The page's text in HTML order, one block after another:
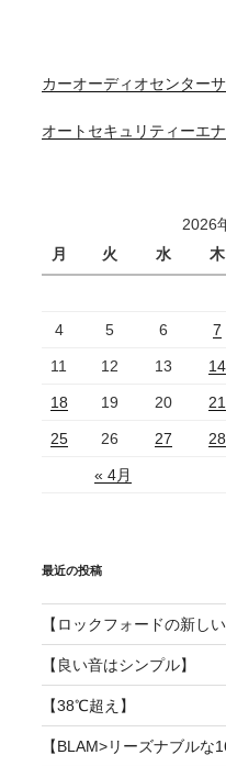
カーオーディオセンター
オートセキュリティーエ
2026
月
火 水 木
« 4月
4 5 6 7
11 12 13 14
18 19 20 21
25 26 27 28
最近の投稿
【ロックフォードの新し
【良い音はシンプル】
【38℃超え】
【BLAM>リーズナブルな